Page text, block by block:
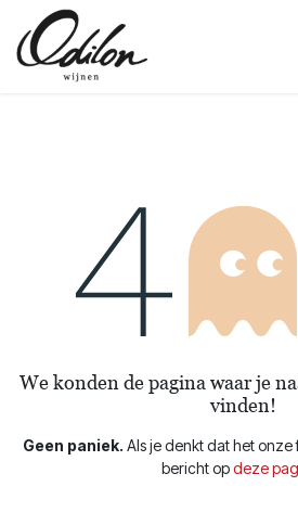
Overslaan naar inhoud
Fout 404
We konden de pagina waar je
vinden!
Geen paniek. Als je denkt dat het onze
bericht opdeze